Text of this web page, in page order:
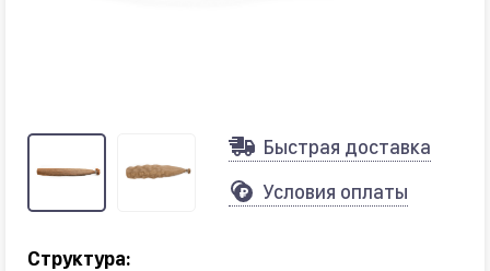
Быстрая доставка
Условия оплаты
Структура: